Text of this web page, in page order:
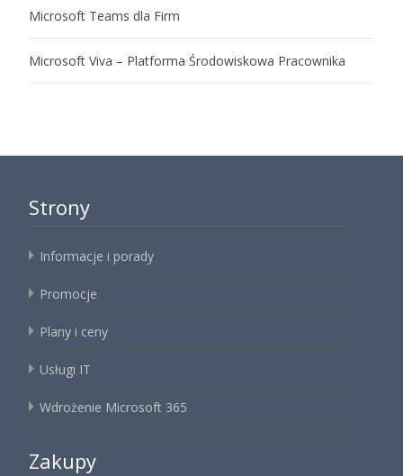
Microsoft Teams dla Firm
Microsoft Viva – Platforma Środowiskowa Pracownika
Strony
Informacje i porady
Promocje
Plany i ceny
Usługi IT
Wdrożenie Microsoft 365
Zakupy